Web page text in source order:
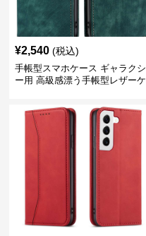
¥2,540 (税込)
手帳型スマホケース ギャラクシ
ー用 高級感漂う手帳型レザーケ